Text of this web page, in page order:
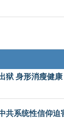
狱 身形消瘦健康
共系统性信仰迫